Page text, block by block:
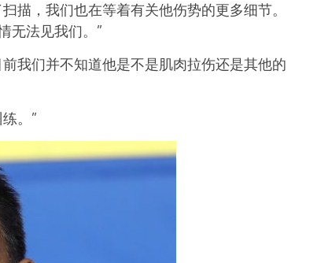
描，我们也在等着有关他伤势的更多细节。
无法见我们。”
我们并不知道他是不是肌肉拉伤还是其他的
。”